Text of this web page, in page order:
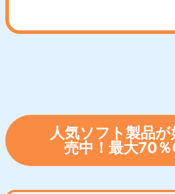
人気ソフト製品が
売中！最大70％